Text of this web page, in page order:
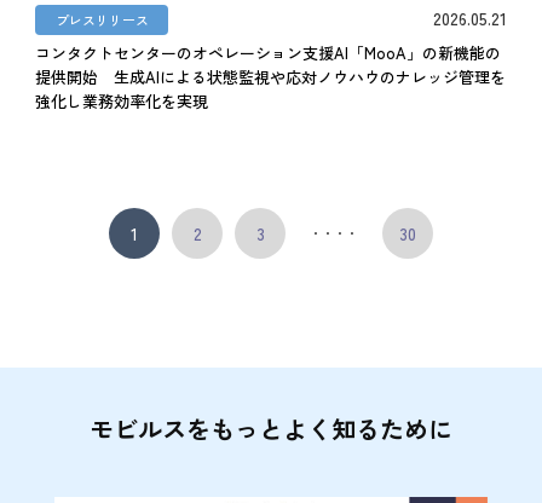
プレスリリース 2026.05.21
コンタクトセンターのオペレーション支援AI「MooA」の新機能の
提供開始 生成AIによる状態監視や応対ノウハウのナレッジ管理を
強化し業務効率化を実現
1 2 3 ・・・・ 30
モビルスをもっとよく知るために